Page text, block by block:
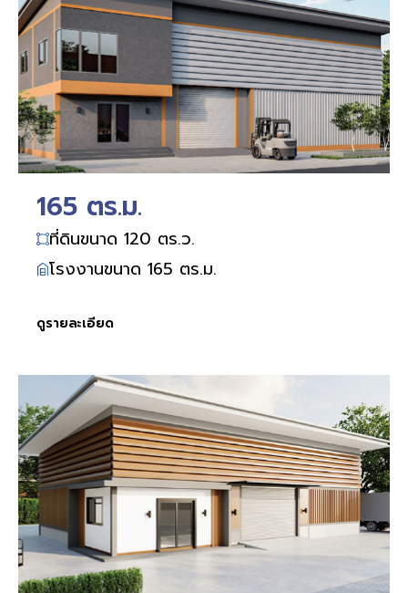
165 ตร.ม.
ที่ดินขนาด 120 ตร.ว.
โรงงานขนาด 165 ตร.ม.
ดูรายละเอียด